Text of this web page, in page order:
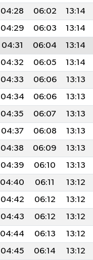
04:28 06:02 13:14
04:29 06:03 13:14
04:31 06:04 13:14
04:32 06:05 13:14
04:33 06:06 13:13
04:34 06:06 13:13
04:35 06:07 13:13
04:37 06:08 13:13
04:38 06:09 13:13
04:39 06:10 13:13
04:40 06:11 13:12
04:42 06:12 13:12
04:43 06:12 13:12
04:44 06:13 13:12
04:45 06:14 13:12